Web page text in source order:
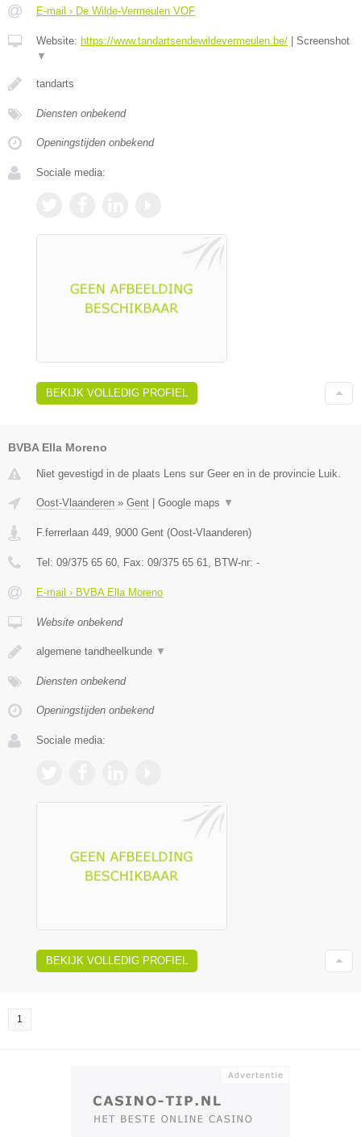
E-mail › De Wilde-Vermeulen VOF
Website: https://www.tandartsendewildevermeulen.be/
Screenshot
▼
tandarts
Diensten onbekend
Openingstijden onbekend
Sociale media:
BEKIJK VOLLEDIG PROFIEL
BVBA Ella Moreno
Niet gevestigd in de plaats Lens sur Geer en in de provincie Luik.
Oost-Vlaanderen » Gent Google maps ▼
F.ferrerlaan 449, 9000 Gent (Oost-Vlaanderen)
Tel: 09/375 65 60, Fax: 09/375 65 61, BTW-nr: -
E-mail › BVBA Ella Moreno
Website onbekend
algemene tandheelkunde ▼
Diensten onbekend
Openingstijden onbekend
Sociale media:
BEKIJK VOLLEDIG PROFIEL
1